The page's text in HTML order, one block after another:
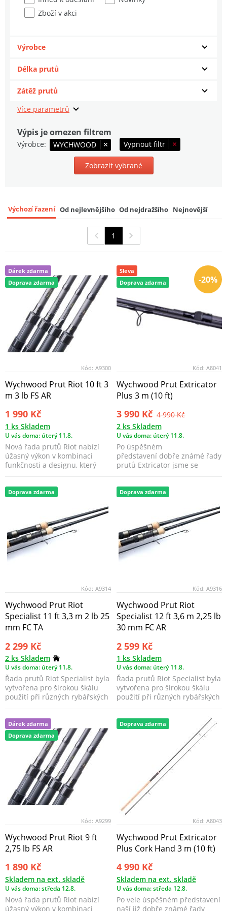
1 949 Kč
Zboží v akci
Výrobce
Délka prutů
Zátěž prutů
Výpis je omezen filtrem
Výrobce WYCHWOOD Vypnout filtr
Zobrazit vybrané
Výchozí řazení Od nejlevnějšího Od nejdražšího Nejnovější
1
Dárek zdarma
Doprava zdarma
Kód: A9300
Wychwood Prut Riot 10 ft 3
m 3 lb FS AR
1 990 Kč
1 ks Skladem
U vás doma: úterý 11.8.
Nová řada prutů Riot nabízí
úžasný výkon v kombinaci
funkčnosti a designu, který
-20%
Sleva
Doprava zdarma
Kód: A8041
Wychwood Prut Extricator
Plus 3 m (10 ft)
3 990 Kč 4 990 Kč
2 ks Skladem
U vás doma: úterý 11.8.
Po úspěšném
představení dobře známé řady
prutů Extricator jsme se
Doprava zdarma
Kód: A9314
Wychwood Prut Riot
Specialist 11 ft 3,3 m 2 lb 25
mm FC TA
2 299 Kč
2 ks Skladem
U vás doma: úterý 11.8.
Řada prutů Riot Specialist byla
vytvořena pro širokou škálu
použití při různých rybářských
Doprava zdarma
Kód: A9316
Wychwood Prut Riot
Specialist 12 ft 3,6 m 2,25 lb
30 mm FC AR
2 599 Kč
1 ks Skladem
U vás doma: úterý 11.8.
Řada prutů Riot Specialist byla
vytvořena pro širokou škálu
použití při různých rybářských
Dárek zdarma
Doprava zdarma
Kód: A9299
Wychwood Prut Riot 9 ft
2,75 lb FS AR
1 890 Kč
Skladem na ext. skladě
U vás doma: středa 12.8.
Nová řada prutů Riot nabízí
úžasný výkon v kombinaci
Doprava zdarma
Kód: A8043
Wychwood Prut Extricator
Plus Cork Hand 3 m (10 ft)
4 990 Kč
Skladem na ext. skladě
U vás doma: středa 12.8.
Po vele úspěšném představení
naší již dobře známé řady